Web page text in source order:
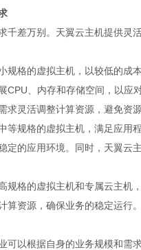
千差万别。天翼云主机提供灵
规格的虚拟主机，以较低的
CPU、内存和存储空间，以
求灵活调整计算资源，避免资
等规格的虚拟主机，满足应
定的应用环境。同时，天翼
规格的虚拟主机和专属云主
算资源，确保业务的稳定运行
可以根据自身的业务规模和